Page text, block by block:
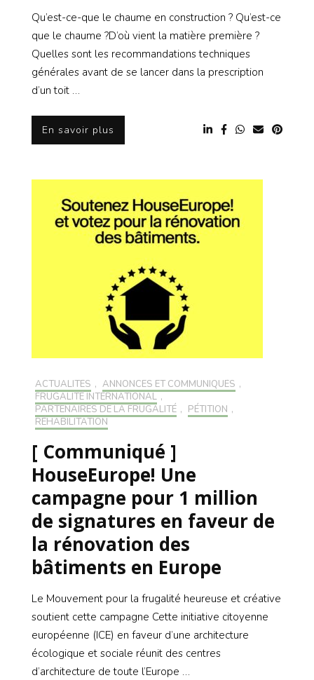
Qu’est-ce-que le chaume en construction ? Qu’est-ce
que le chaume ?D’où vient la matière première ?
Quelles sont les recommandations techniques
générales avant de se lancer dans la prescription
d’un toit …
En savoir plus
ACTUALITÉS , ANNONCES ET COMMUNIQUÉS ,
FRUGALITÉ INTERNATIONAL ,
PARTENAIRES DE LA FRUGALITÉ , PÉTITION ,
RÉHABILITATION
[ Communiqué ]
HouseEurope! Une
campagne pour 1 million
de signatures en faveur de
la rénovation des
bâtiments en Europe
Le Mouvement pour la frugalité heureuse et créative
soutient cette campagne Cette initiative citoyenne
européenne (ICE) en faveur d’une architecture
écologique et sociale réunit des centres
d’architecture de toute l’Europe …